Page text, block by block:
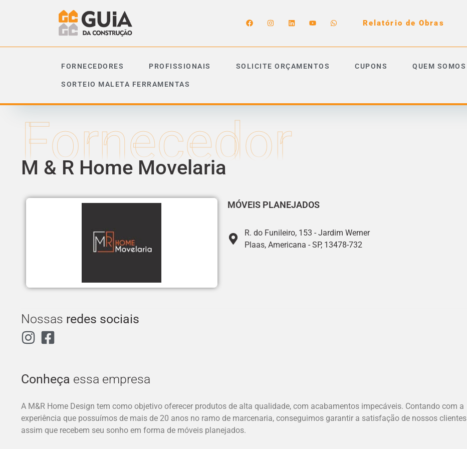
Relatório de Obras
FORNECEDORES PROFISSIONAIS SOLICITE ORÇAMENTOS CUPONS QUEM SOMOS
SORTEIO MALETA FERRAMENTAS
Fornecedor
M & R Home Movelaria
MÓVEIS PLANEJADOS
R. do Funileiro, 153 - Jardim Werner
Plaas, Americana - SP, 13478-732
Nossas redes sociais
Conheça essa empresa
A M&R Home Design tem como objetivo oferecer produtos de alta qualidade, com acabamentos impecáveis. Contando com a
experiência que possuímos de mais de 20 anos no ramo de marcenaria, conseguimos garantir a satisfação de nossos clientes
assim que recebem seu sonho em forma de móveis planejados.